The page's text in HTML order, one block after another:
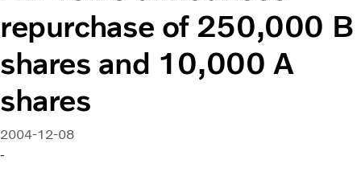
repurchase of 250,000 B
shares and 10,000 A
shares
2004-12-08
-